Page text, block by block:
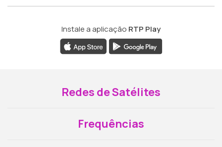
Instale a aplicação RTP Play
Redes de Satélites
Frequências